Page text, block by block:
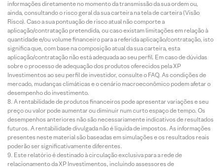
informações diretamente no momento da transmissão da sua ordem ou,
ainda, consultando o risco geral da sua carteira na tela de carteira (Visão
Risco). Caso a sua pontuação de risco atual não comporte a
aplicação/contratação pretendida, ou caso existam limitações em relação à
quantidade e/ou volume financeiro para a referida aplicação/contratação, isto
significa que, com base na composição atual da sua carteira, esta
aplicação/contratação não está adequada ao seu perfil. Em caso de dúvidas
sobre o processo de adequação dos produtos oferecidos pela XP
Investimentos ao seu perfil de investidor, consulte o FAQ. As condições de
mercado, mudanças climáticas e o cenário macroeconômico podem afetar o
desempenho do investimento.
A rentabilidade de produtos financeiros pode apresentar variações e seu
preço ou valor pode aumentar ou diminuir num curto espaço de tempo. Os
desempenhos anteriores não são necessariamente indicativos de resultados
futuros. A rentabilidade divulgada não é líquida de impostos. As informações
presentes neste material são baseadas em simulações e os resultados reais
poderão ser significativamente diferentes.
Este relatório é destinado à circulação exclusiva para a rede de
relacionamento da XP Investimentos, incluindo assessores de